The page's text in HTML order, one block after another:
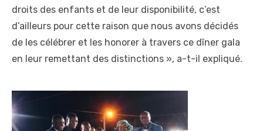
droits des enfants et de leur disponibilité, c’est
d’ailleurs pour cette raison que nous avons décidés
de les célébrer et les honorer à travers ce dîner gala
en leur remettant des distinctions », a-t-il expliqué.